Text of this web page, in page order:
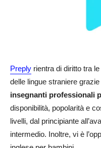
Preply rientra di diritto tra
delle lingue straniere
insegnanti professionali
disponibilità, popolarità e
livelli, dal principiante
intermedio. Inoltre, vi è